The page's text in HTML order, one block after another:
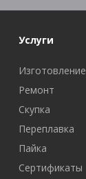
Услуги
Изготовление
Ремонт
Скупка
Переплавка
Пайка
Сертификаты